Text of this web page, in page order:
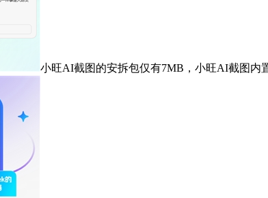
小旺AI截图的安拆包仅有7MB，小旺AI截图内置